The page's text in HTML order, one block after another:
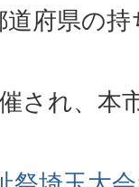
府県の
され、本